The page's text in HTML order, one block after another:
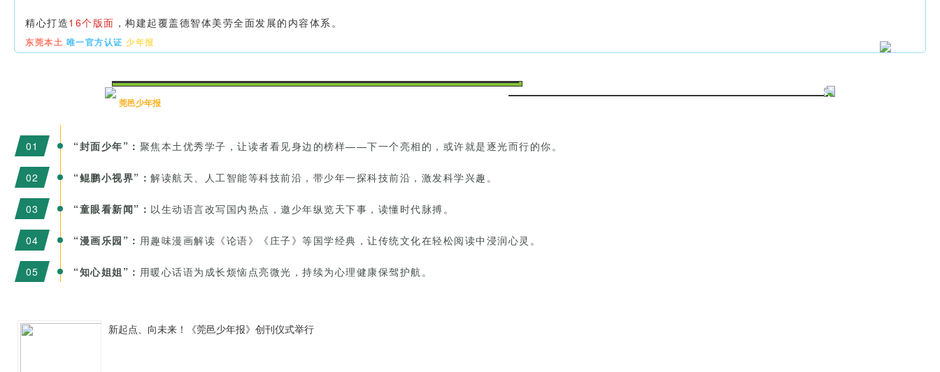
精心打造16个版面 ，构建起覆盖德智体美劳全面发展的内容体系。
东莞本土 唯一官方认证 少年报
莞邑少年报
01 “封面少年”： 聚焦本土优秀学子，让读者看见身边的榜样——下一个亮相的，或许就是逐光而行的你。
02 “鲲鹏小视界”： 解读航天、人工智能等科技前沿，带少年一探科技前沿，激发科学兴趣。
03 “童眼看新闻”： 以生动语言改写国内热点，邀少年纵览天下事，读懂时代脉搏。
04 “漫画乐园”： 用趣味漫画解读《论语》《庄子》等国学经典，让传统文化在轻松阅读中浸润心灵。
05 “知心姐姐”： 用暖心话语为成长烦恼点亮微光，持续为心理健康保驾护航。
新起点、向未来！《莞邑少年报》创刊仪式举行